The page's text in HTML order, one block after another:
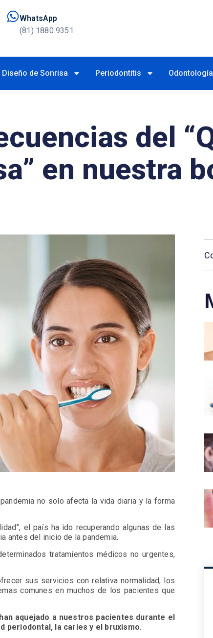
WhatsApp
(81) 1880 9351
Diseño de Sonrisa Periodontitis Odontología
del
en nuestra
no solo afecta la vida diaria y la forma
el país ha ido recuperando algunas de las
antes del inicio de la pandemia.
tratamientos médicos no urgentes,
sus servicios con relativa normalidad, los
comunes en muchos de los pacientes que
aquejado a nuestros pacientes durante el
periodontal, la caries y el bruxismo.